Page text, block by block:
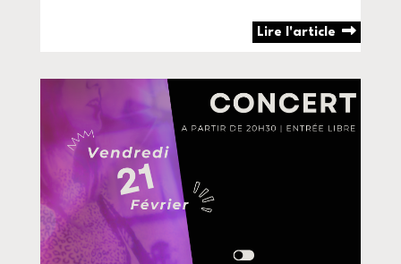
Lire l'article